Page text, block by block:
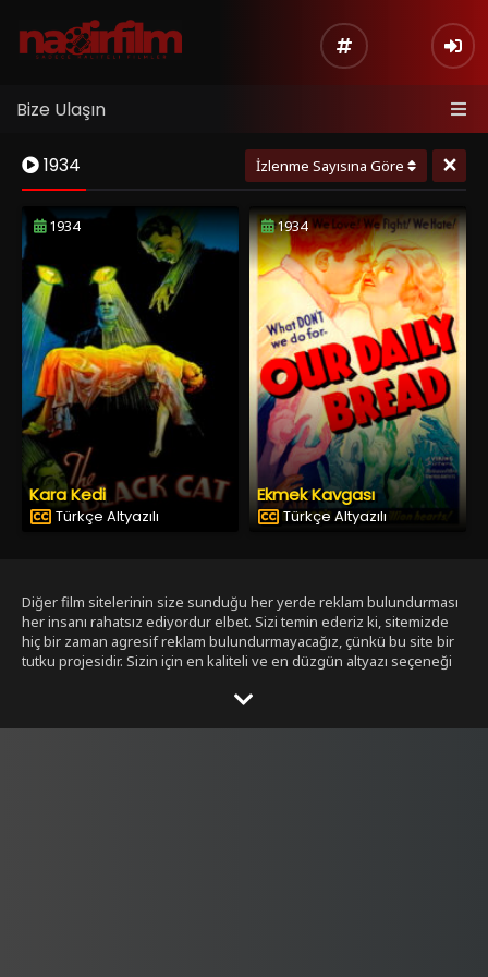
Bize Ulaşın
1934 İzlenme Sayısına Göre ×
1934
Kara Kedi
Türkçe Altyazılı
1934
Ekmek Kavgası
Türkçe Altyazılı
Diğer film sitelerinin size sunduğu her yerde reklam bulundurması
her insanı rahatsız ediyordur elbet. Sizi temin ederiz ki, sitemizde
hiç bir zaman agresif reklam bulundurmayacağız, çünkü bu site bir
tutku projesidir. Sizin için en kaliteli ve en düzgün altyazı seçeneği